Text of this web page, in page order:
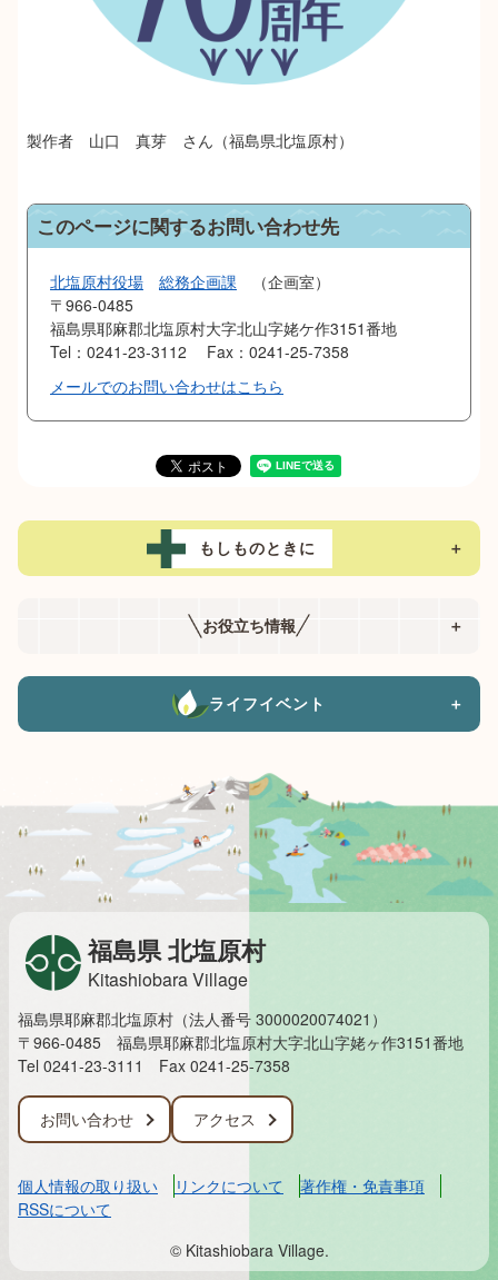
製作者 山口 真芽 さん（福島県北塩原村）
このページに関するお問い合わせ先
北塩原村役場 総務企画課
企画室
〒966-0485
福島県耶麻郡北塩原村大字北山字姥ケ作3151番地
Tel：0241-23-3112
Fax：0241-25-7358
メールでのお問い合わせはこちら
もしものときに ＋
お役立ち情報 ＋
ライフイベント ＋
福島県 北塩原村
Kitashiobara Village
福島県耶麻郡北塩原村（法人番号 3000020074021）
〒966-0485 福島県耶麻郡北塩原村大字北山字姥ヶ作3151番地
Tel 0241-23-3111 Fax 0241-25-7358
お問い合わせ アクセス
個人情報の取り扱い リンクについて
著作権・免責事項
RSSについて
© Kitashiobara Village.